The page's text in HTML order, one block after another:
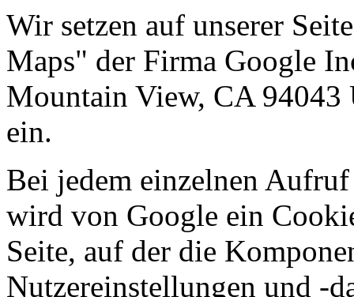
Wir setzen auf unserer
Maps" der Firma Google
Mountain View, CA 94043
ein.
Bei jedem einzelnen
wird von Google ein
Seite, auf der die
Nutzereinstellungen und -